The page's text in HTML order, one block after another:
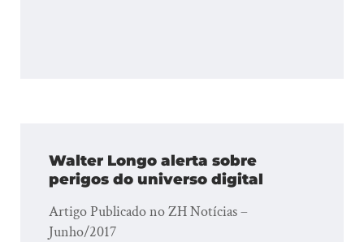
Walter Longo alerta sobre
perigos do universo digital
Artigo Publicado no ZH Notícias –
Junho/2017